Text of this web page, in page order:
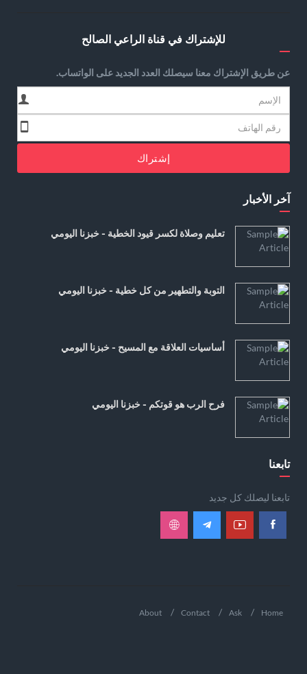
للإشتراك في قناة الراعي الصالح
عن طريق الإشتراك معنا سيصلك العدد الجديد على الواتساب.
إشتراك
آخر الأخبار
تعليم وصلاة لكسر قيود الخطية - خبزنا اليومي
التوبة والتطهير من كل خطية - خبزنا اليومي
أساسيات العلاقة مع المسيح - خبزنا اليومي
فرح الرب هو قوتكم - خبزنا اليومي
تابعنا
تابعنا ليصلك كل جديد
Home
Ask
Contact
About